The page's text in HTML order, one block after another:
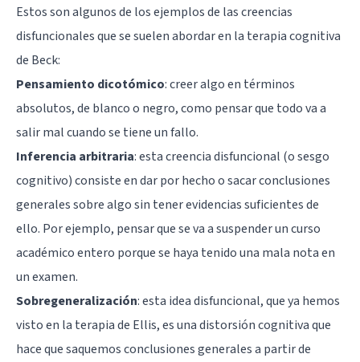
Estos son algunos de los ejemplos de las creencias
disfuncionales que se suelen abordar en la terapia cognitiva
de Beck:
Pensamiento dicotómico: creer algo en términos
absolutos, de blanco o negro, como pensar que todo va a
salir mal cuando se tiene un fallo.
Inferencia arbitraria: esta creencia disfuncional (o sesgo
cognitivo) consiste en dar por hecho o sacar conclusiones
generales sobre algo sin tener evidencias suficientes de
ello. Por ejemplo, pensar que se va a suspender un curso
académico entero porque se haya tenido una mala nota en
un examen.
Sobregeneralización: esta idea disfuncional, que ya hemos
visto en la terapia de Ellis, es una distorsión cognitiva que
hace que saquemos conclusiones generales a partir de